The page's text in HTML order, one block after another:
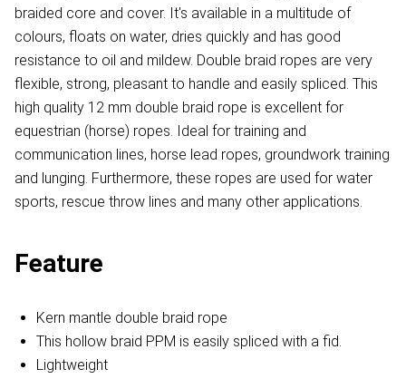
braided core and cover. It's available in a multitude of
colours, floats on water, dries quickly and has good
resistance to oil and mildew. Double braid ropes are very
flexible, strong, pleasant to handle and easily spliced. This
high quality 12 mm double braid rope is excellent for
equestrian (horse) ropes. Ideal for training and
communication lines, horse lead ropes, groundwork training
and lunging. Furthermore, these ropes are used for water
sports, rescue throw lines and many other applications.
Feature
Kern mantle double braid rope
This hollow braid PPM is easily spliced with a fid.
Lightweight